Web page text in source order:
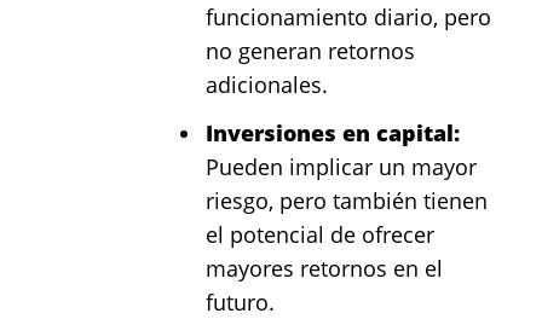
funcionamiento diario, pero
no generan retornos
adicionales.
Inversiones en capital:
Pueden implicar un mayor
riesgo, pero también tienen
el potencial de ofrecer
mayores retornos en el
futuro.